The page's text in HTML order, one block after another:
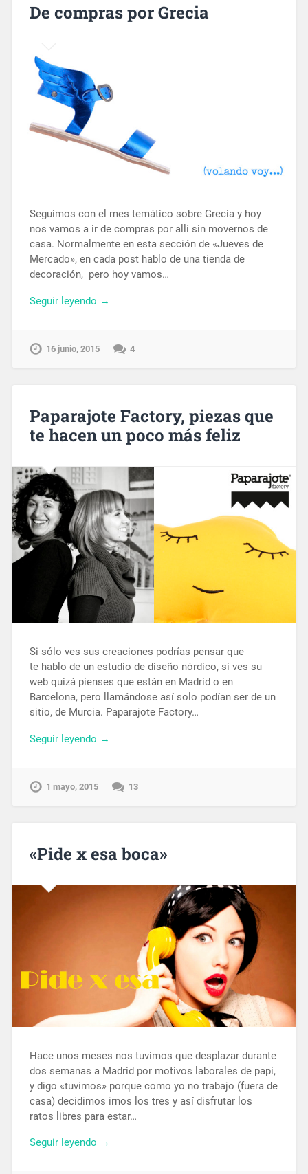
De compras por Grecia
Seguimos con el mes temático sobre Grecia y hoy
nos vamos a ir de compras por allí sin movernos de
casa. Normalmente en esta sección de «Jueves de
Mercado», en cada post hablo de una tienda de
decoración, pero hoy vamos…
Seguir leyendo →
16 junio, 2015 4
Paparajote Factory, piezas que
te hacen un poco más feliz
Si sólo ves sus creaciones podrías pensar que
te hablo de un estudio de diseño nórdico, si ves su
web quizá pienses que están en Madrid o en
Barcelona, pero llamándose así solo podían ser de un
sitio, de Murcia. Paparajote Factory…
Seguir leyendo →
1 mayo, 2015 13
«Pide x esa boca»
Hace unos meses nos tuvimos que desplazar durante
dos semanas a Madrid por motivos laborales de papi,
y digo «tuvimos» porque como yo no trabajo (fuera de
casa) decidimos irnos los tres y así disfrutar los
ratos libres para estar…
Seguir leyendo →